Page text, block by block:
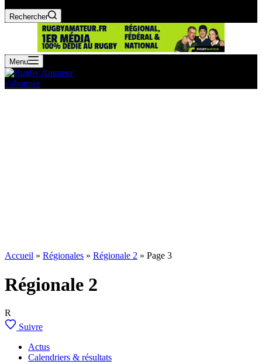
Rechercher
Menu
s'abonner
Accueil » Régionales » Régionale 2 » Page 3
Régionale 2
R
Suivre
Actus
Calendriers & résultats